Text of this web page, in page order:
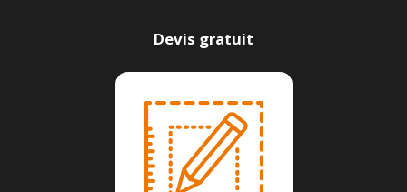
Devis gratuit